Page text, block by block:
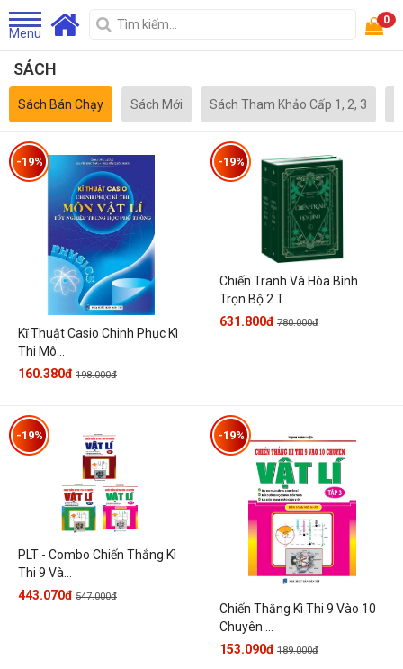
Menu
0
SÁCH
Sách Bán Chạy Sách Mới Sách Tham Khảo Cấp 1, 2, 3
Kĩ Thuật Casio Chinh Phục Kì
Thi Mô...
-19%
160.380đ 198.000đ
Chiến Tranh Và Hòa Bình
Trọn Bộ 2 T...
-19%
631.800đ 780.000đ
PLT - Combo Chiến Thắng Kì
Thi 9 Và...
-19%
443.070đ 547.000đ
Chiến Thắng Kì Thi 9 Vào 10
Chuyên ...
-19%
153.090đ 189.000đ